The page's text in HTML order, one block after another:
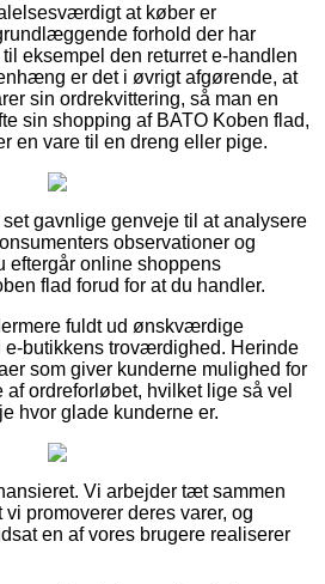
at køber er
forhold der har
eksempel den returret e-handlen
er det i øvrigt afgørende, at
sin ordrekvittering, så man en
sin shopping af BATO Koben flad,
en vare til en dreng eller pige.
gavnlige genveje til at analysere
observationer og
eftergår online shoppens
flad forud for at du handler.
fuldt ud ønskværdige
e-butikkens troværdighed. Herinde
som giver kunderne mulighed for
ordreforløbet, hvilket lige så vel
hvor glade kunderne er.
Vi arbejder tæt sammen
promoverer deres varer, og
en af vores brugere realiserer